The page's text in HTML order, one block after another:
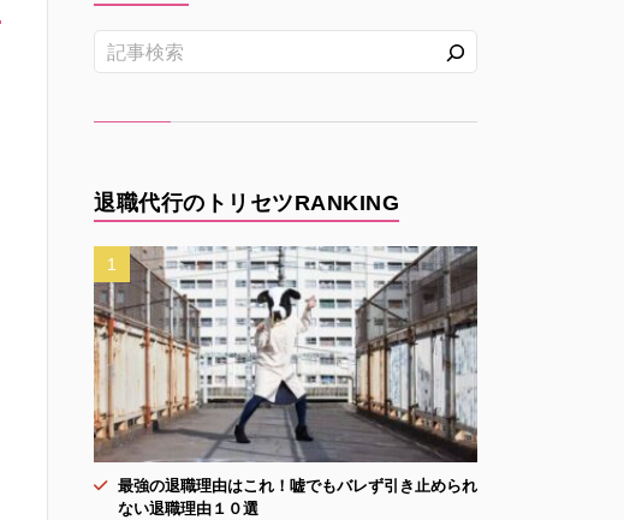
退職代行のトリセツRANKING
最強の退職理由はこれ！嘘でもバレず引き止められ
ない退職理由１０選